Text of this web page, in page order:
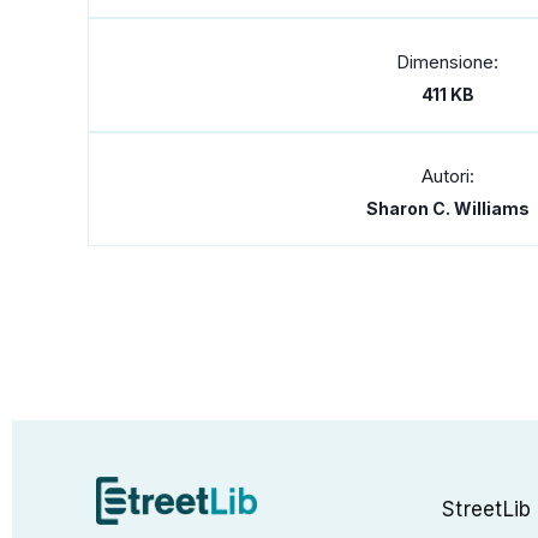
Dimensione:
411 KB
Autori:
Sharon C. Williams
StreetLib